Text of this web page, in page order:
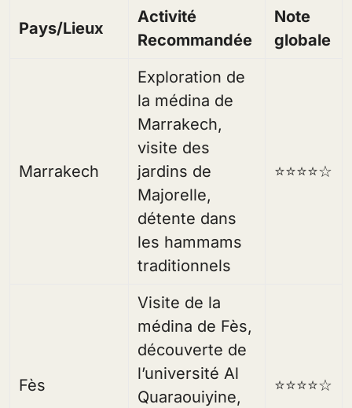
Pays/Lieux
Activité
Recommandée
Note
globale
Marrakech
Exploration de
la médina de
Marrakech,
visite des
jardins de
Majorelle,
détente dans
les hammams
traditionnels
⭐⭐⭐⭐☆
Fès
Visite de la
médina de Fès,
découverte de
l’université Al
Quaraouiyine,
⭐⭐⭐⭐☆